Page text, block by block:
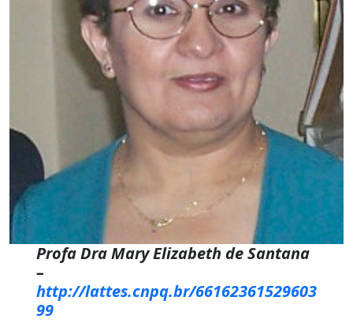
Profa Dra Mary Elizabeth de Santana
–
http://lattes.cnpq.br/66162361529603
99